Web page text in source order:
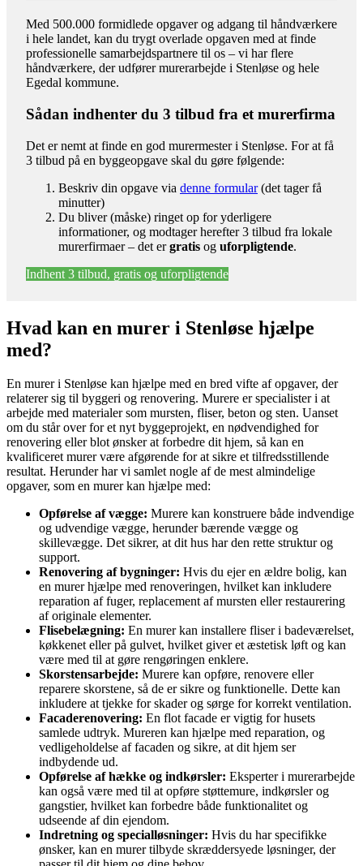
Med 500.000 formidlede opgaver og adgang til håndværkere
i hele landet, kan du trygt overlade opgaven med at finde
professionelle samarbejdspartnere til os – vi har flere
håndværkere, der udfører murerarbejde i Stenløse og hele
Egedal kommune.
Sådan indhenter du 3 tilbud fra et murerfirma
Det er nemt at finde en god murermester i Stenløse. For at få
3 tilbud på en byggeopgave skal du gøre følgende:
Beskriv din opgave via denne formular(det tager få
minutter)
Du bliver (måske) ringet op for yderligere
informationer, og modtager herefter 3 tilbud fra lokale
murerfirmaer – det ergratis og uforpligtende.
Indhent 3 tilbud, gratis og uforpligtende
Hvad kan en murer i Stenløse hjælpe
med?
En murer i Stenløse kan hjælpe med en bred vifte af opgaver, der
relaterer sig til byggeri og renovering. Murere er specialister i at
arbejde med materialer som mursten, fliser, beton og sten. Uanset
om du står over for et nyt byggeprojekt, en nødvendighed for
renovering eller blot ønsker at forbedre dit hjem, så kan en
kvalificeret murer være afgørende for at sikre et tilfredsstillende
resultat. Herunder har vi samlet nogle af de mest almindelige
opgaver, som en murer kan hjælpe med:
Opførelse af vægge: Murere kan konstruere både indvendige
og udvendige vægge, herunder bærende vægge og
skillevægge. Det sikrer, at dit hus har den rette struktur og
support.
Renovering af bygninger: Hvis du ejer en ældre bolig, kan
en murer hjælpe med renoveringen, hvilket kan inkludere
reparation af fuger, replacement af mursten eller restaurering
af originale elementer.
Flisebelægning: En murer kan installere fliser i badeværelset,
køkkenet eller på gulvet, hvilket giver et æstetisk løft og kan
være med til at gøre rengøringen enklere.
Skorstensarbejde: Murere kan opføre, renovere eller
reparere skorstene, så de er sikre og funktionelle. Dette kan
inkludere at tjekke for skader og sørge for korrekt ventilation.
Facaderenovering: En flot facade er vigtig for husets
samlede udtryk. Mureren kan hjælpe med reparation, og
vedligeholdelse af facaden og sikre, at dit hjem ser
indbydende ud.
Opførelse af hække og indkørsler: Eksperter i murerarbejde
kan også være med til at opføre støttemure, indkørsler og
gangstier, hvilket kan forbedre både funktionalitet og
udseende af din ejendom.
Indretning og specialløsninger: Hvis du har specifikke
ønsker, kan en murer tilbyde skræddersyede løsninger, der